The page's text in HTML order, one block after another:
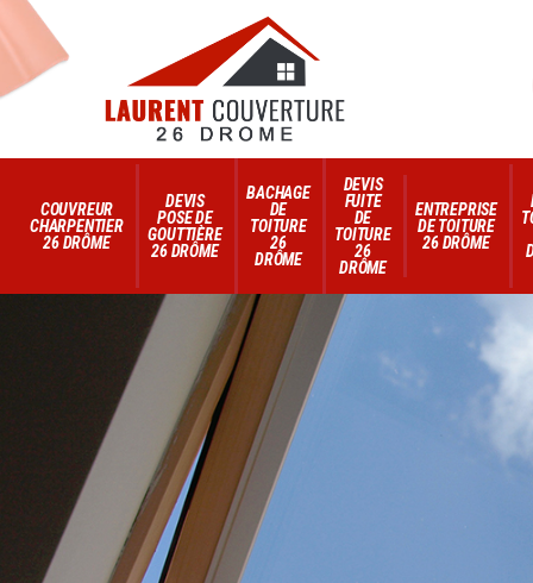
COUVREUR
CHARPENTIER
26 DRÔME
DEVIS
POSE DE
GOUTTIÈRE
26 DRÔME
BACHAGE
DE
TOITURE
26
DRÔME
DEVIS
FUITE
DE
TOITURE
26
DRÔME
ENTREPRISE
DE TOITURE
26 DRÔME